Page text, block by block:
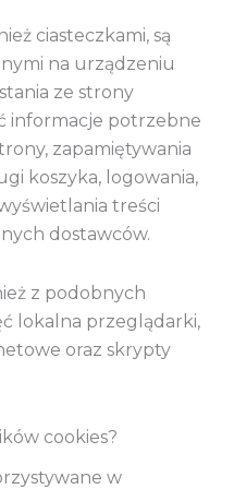
ciasteczkami, są
na urządzeniu
ze strony
informacje potrzebne
zapamiętywania
koszyka, logowania,
treści
dostawców.
z podobnych
lokalna przeglądarki,
oraz skrypty
cookies?
w